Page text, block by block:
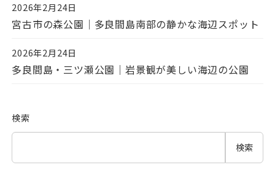
投稿日
2026年2月24日
宮古市の森公園｜多良間島南部の静かな海辺スポット
投稿日
2026年2月24日
多良間島・三ツ瀬公園｜岩景観が美しい海辺の公園
検索
検索